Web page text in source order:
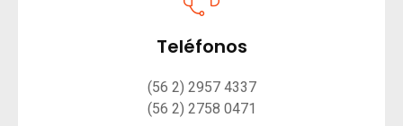
Teléfonos
(56 2) 2957 4337
(56 2) 2758 0471